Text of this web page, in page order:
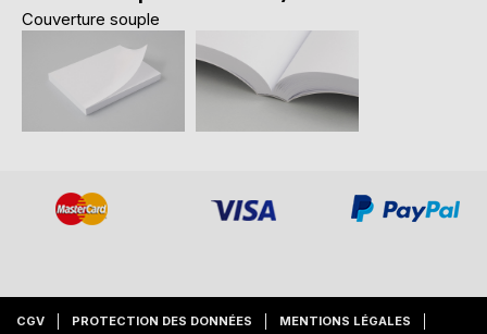
Couverture souple
CGV PROTECTION DES DONNÉES MENTIONS LÉGALES